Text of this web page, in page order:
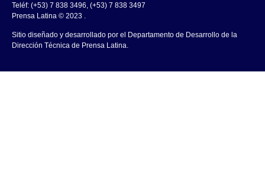
Teléf: (+53) 7 838 3496, (+53) 7 838 3497
Prensa Latina © 2023 .
Sitio diseñado y desarrollado por el Departamento de Desarrollo de la
Dirección Técnica de Prensa Latina.